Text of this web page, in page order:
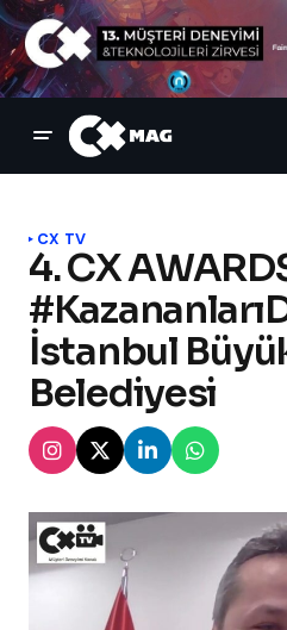
CX TV
4. CX
İstanbul
Belediyesi